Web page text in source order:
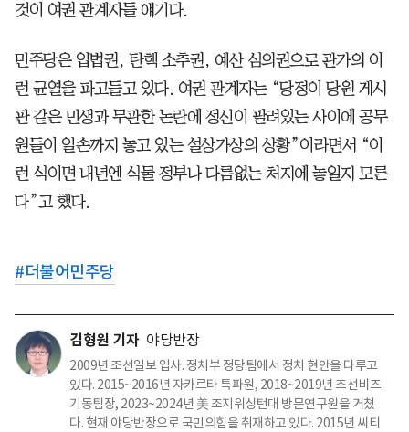
것이 여권 관계자들 얘기다.
민주당은 입법권, 탄핵 소추권, 예산 심의권으로 관가의 이
런 균열을 파고들고 있다. 여권 관계자는 “당정이 당원 게시
판 같은 민생과 무관한 논란에 정신이 팔려있는 사이에 공무
원들이 일손까지 놓고 있는 설상가상의 상황”이라면서 “이
런 식이면 내년엔 식물 정부나 다름없는 처지에 놓일지 모른
다”고 했다.
#더불어민주당
김형원 기자 야당반장
2009년 조선일보 입사. 정치부 정당팀에서 정치 현안을 다루고
있다. 2015~2016년 자카르타 특파원, 2018~2019년 조선비즈
기동팀장, 2023~2024년 美 조지워싱턴대 방문연구원을 거쳤
다. 현재 야당반장으로 국민의힘을 취재하고 있다. 2015년 씨티